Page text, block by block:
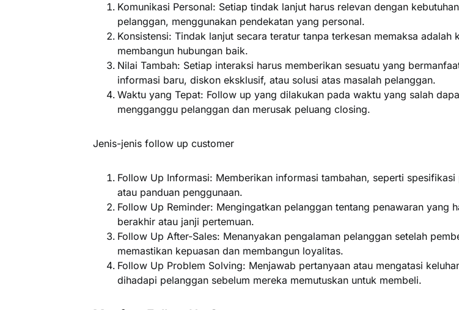
Komunikasi Personal: Setiap tindak lanjut harus relevan dengan kebutuhan
pelanggan, menggunakan pendekatan yang personal.
Konsistensi: Tindak lanjut secara teratur tanpa terkesan memaksa adalah
membangun hubungan baik.
Nilai Tambah: Setiap interaksi harus memberikan sesuatu yang
informasi baru, diskon eksklusif, atau solusi atas masalah pelanggan.
Waktu yang Tepat: Follow up yang dilakukan pada waktu yang salah
mengganggu pelanggan dan merusak peluang closing.
Jenis-jenis follow up customer
Follow Up Informasi: Memberikan informasi tambahan, seperti
atau panduan penggunaan.
Follow Up Reminder: Mengingatkan pelanggan tentang penawaran yang
berakhir atau janji pertemuan.
Follow Up After-Sales: Menanyakan pengalaman pelanggan setelah
memastikan kepuasan dan membangun loyalitas.
Follow Up Problem Solving: Menjawab pertanyaan atau mengatasi
dihadapi pelanggan sebelum mereka memutuskan untuk membeli.